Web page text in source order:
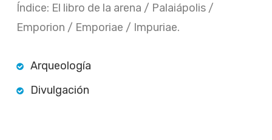
Índice: El libro de la arena / Palaiápolis /
Emporion / Emporiae / Impuriae.
Arqueología
Divulgación